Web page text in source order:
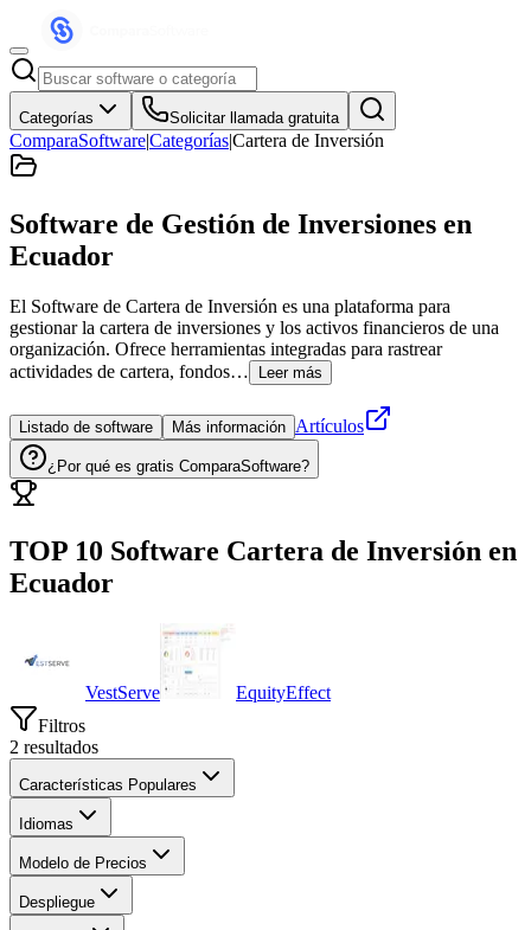
Categorías Solicitar llamada gratuita
ComparaSoftware|Categorías|Cartera de Inversión
Software de Gestión de Inversiones en
Ecuador
El Software de Cartera de Inversión es una plataforma para
gestionar la cartera de inversiones y los activos financieros de una
organización. Ofrece herramientas integradas para rastrear
actividades de cartera, fondos…
Leer más
Listado de software Más información Artículos
¿Por qué es gratis ComparaSoftware?
TOP 10 Software Cartera de Inversión en
Ecuador
VestServe
EquityEffect
Filtros
2 resultados
Características Populares
Idiomas
Modelo de Precios
Despliegue